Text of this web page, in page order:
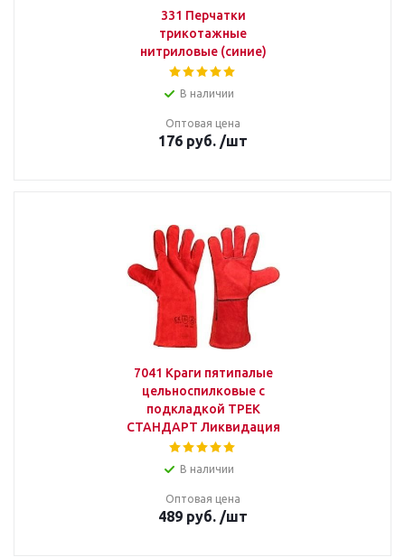
331 Перчатки
трикотажные
нитриловые (синие)
В наличии
Оптовая цена
176 руб. /шт
7041 Краги пятипалые
цельноспилковые с
подкладкой ТРЕК
СТАНДАРТ Ликвидация
В наличии
Оптовая цена
489 руб. /шт